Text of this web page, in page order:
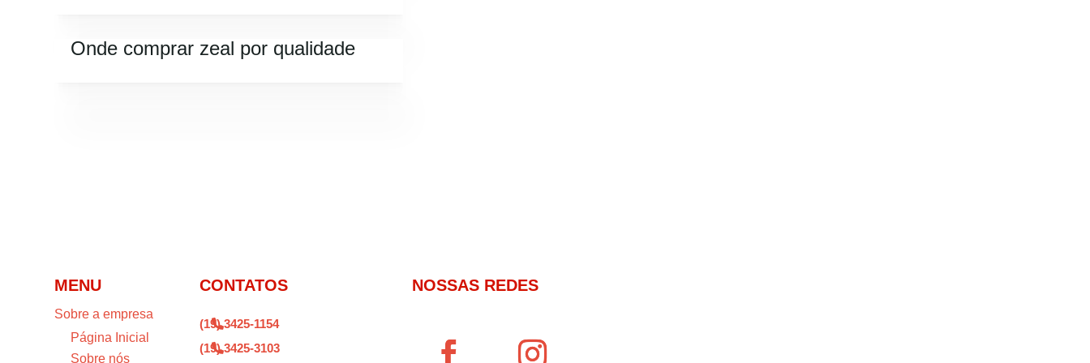
Onde comprar zeal por qualidade
MENU
Sobre a empresa
Página Inicial
Sobre nós
CONTATOS

(19) 3425-1154

(19) 3425-3103
NOSSAS REDES